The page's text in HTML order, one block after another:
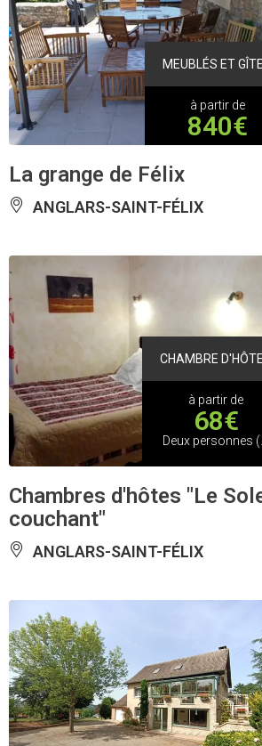
MEUBLÉS ET
à partir de
840€
La grange de Félix
ANGLARS-SAINT-FÉLIX
CHAMBRE
à partir de
68€
Chambres d'hôtes "Le
couchant"
ANGLARS-SAINT-FÉLIX